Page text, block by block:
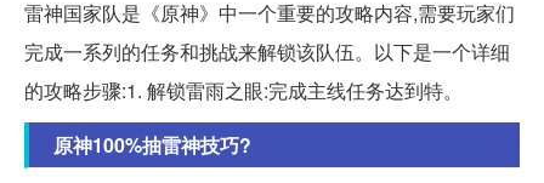
雷神国家队是《原神》中一个重要的攻略内容,需要玩家们
完成一系列的任务和挑战来解锁该队伍。以下是一个详细
的攻略步骤:1. 解锁雷雨之眼:完成主线任务达到特。
原神100%抽雷神技巧?